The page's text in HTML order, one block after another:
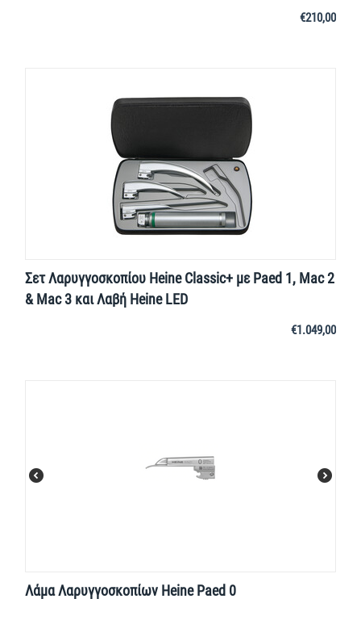
€210,00
Σετ Λαρυγγοσκοπίου Heine Classic+ με Paed 1, Mac 2
& Mac 3 και Λαβή Heine LED
€1.049,00
Λάμα Λαρυγγοσκοπίων Heine Paed 0